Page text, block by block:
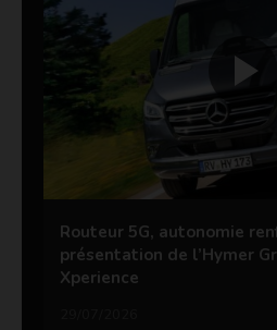
Routeur 5G, autonomie
présentation de l’Hymer
Xperience